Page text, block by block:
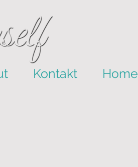
Kontakt Home